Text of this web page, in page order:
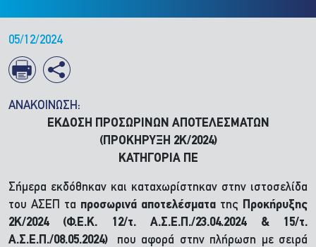
05/12/2024
ΑΝΑΚΟΙΝΩΣΗ:
ΕΚΔΟΣΗ ΠΡΟΣΩΡΙΝΩΝ ΑΠΟΤΕΛΕΣΜΑΤΩΝ
(ΠΡΟΚΗΡΥΞΗ 2Κ/2024)
ΚΑΤΗΓΟΡΙΑ ΠΕ
Σήμερα εκδόθηκαν και καταχωρίστηκαν στην ιστοσελίδα
του ΑΣΕΠ τα προσωρινά αποτελέσματα της Προκήρυξης
2Κ/2024
(Φ.Ε.Κ. 12/τ. Α.Σ.Ε.Π./23.04.2024 & 15/τ.
Α.Σ.Ε.Π./08.05.2024) που αφορά στην πλήρωση με σειρά